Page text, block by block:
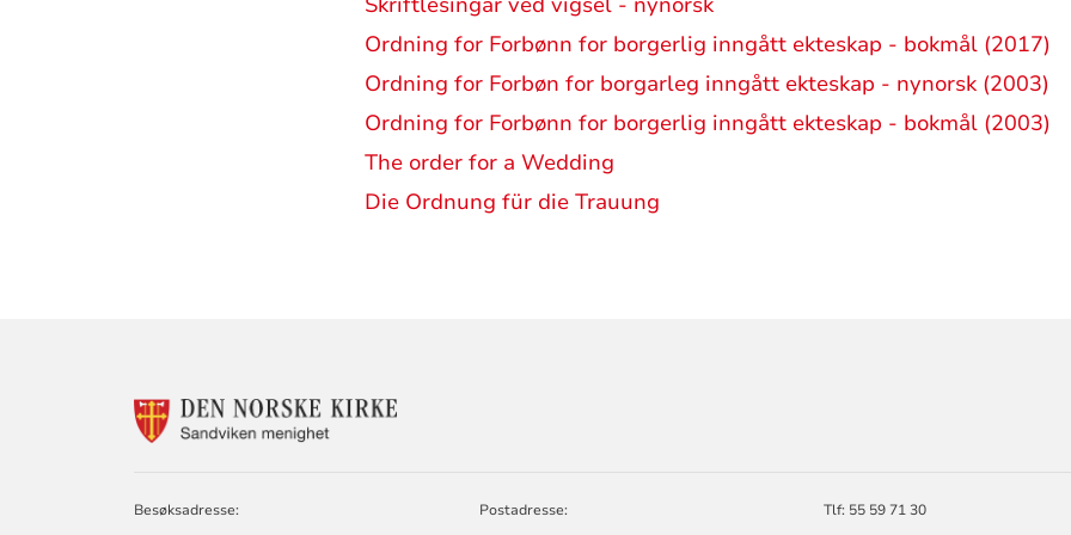
Ordning for Forbønn for borgerlig inngått ekteskap - bokmål (2017)
Ordning for Forbøn for borgarleg inngått ekteskap - nynorsk (2003)
Ordning for Forbønn for borgerlig inngått ekteskap - bokmål (2003)
The order for a Wedding
Die Ordnung für die Trauung
KONTAKTINFORMASJON
Besøksadresse: Postadresse: Tlf: 55 59 71 30